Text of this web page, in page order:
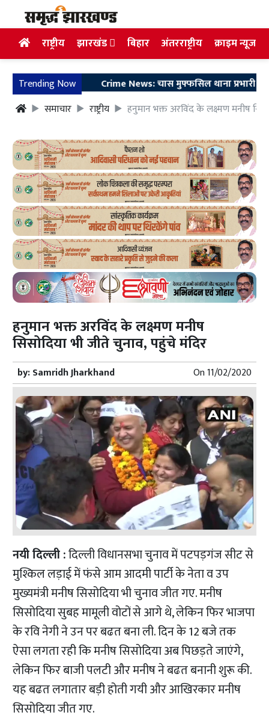
राष्ट्रीय झारखंड बिहार अंतरराष्ट्रीय क्राइम न्यूज
Trending NowCrime News: चास मुफ्फसिल थाना प्रभारी पर हमला,
समाचार
राष्ट्रीय हनुमान भक्त अरविंद के लक्ष्मण मनीष
हनुमान भक्त अरविंद के लक्ष्मण मनीष
सिसोदिया भी जीते चुनाव, पहुंचे मंदिर
by:Samridh Jharkhand On11/02/2020
नयी दिल्ली :दिल्ली विधानसभा चुनाव में पटपड़गंज सीट से
मुश्किल लड़ाई में फंसे आम आदमी पार्टी के नेता व उप
मुख्यमंत्री मनीष सिसोदिया भी चुनाव जीत गए. मनीष
सिसोदिया सुबह मामूली वोटों से आगे थे, लेकिन फिर भाजपा
के रवि नेगी ने उन पर बढत बना ली. दिन के 12 बजे तक
ऐसा लगता रही कि मनीष सिसोदिया अब पिछड़ते जाएंगे,
लेकिन फिर बाजी पलटी और मनीष ने बढत बनानी शुरू की.
यह बढत लगातार बड़ी होती गयी और आखिरकार मनीष
सिसोदिया जीत गए.